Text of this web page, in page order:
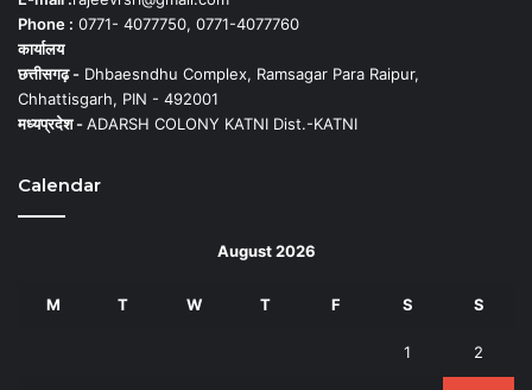
Phone : 0771- 4077750, 0771-4077760
कार्यालय
छत्तीसगढ़ - Dhbaesndhu Complex, Ramsagar Para Raipur,
Chhattisgarh, PIN - 492001
मध्यप्रदेश -ADARSH COLONY KATNI Dist.-KATNI
Calendar
August 2026
M T W T F S S
1 2